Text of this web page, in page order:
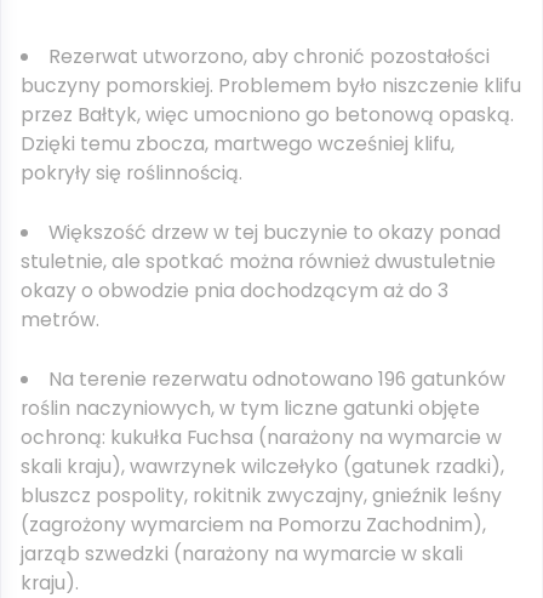
Rezerwat utworzono, aby chronić pozostałości
buczyny pomorskiej. Problemem było niszczenie klifu
przez Bałtyk, więc umocniono go betonową opaską.
Dzięki temu zbocza, martwego wcześniej klifu,
pokryły się roślinnością.
Większość drzew w tej buczynie to okazy ponad
stuletnie, ale spotkać można również dwustuletnie
okazy o obwodzie pnia dochodzącym aż do 3
metrów.
Na terenie rezerwatu odnotowano 196 gatunków
roślin naczyniowych, w tym liczne gatunki objęte
ochroną: kukułka Fuchsa (narażony na wymarcie w
skali kraju), wawrzynek wilczełyko (gatunek rzadki),
bluszcz pospolity, rokitnik zwyczajny, gnieźnik leśny
(zagrożony wymarciem na Pomorzu Zachodnim),
jarząb szwedzki (narażony na wymarcie w skali
kraju).